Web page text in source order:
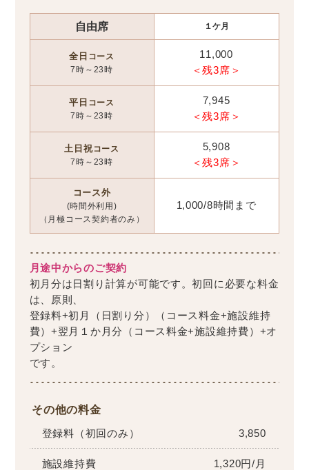
自由席 １ケ月
全日 コース
7時～23時
11,000
＜残3席＞
平日 コース
7時～23時
7,945
＜残3席＞
土日祝コース
7時～23時
5,908
＜残3席＞
コース外
(時間外利用)
（月極コース契約者のみ）
1,000/8時間まで
月途中からのご契約
初月分は日割り計算が可能です。初回に必要な料金
は、原則、
登録料+初月（日割り分）（コース料金+施設維持
費）+翌月１か月分（コース料金+施設維持費）+オ
プション
です。
その他の料金
登録料（初回のみ） 3,850
施設維持費 1,320円/月